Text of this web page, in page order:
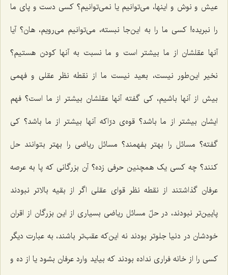
عیش و نوش و اینها، می‌توانیم یا نمی‌توانیم؟ کسی دست و پای ما
را نبریده! کسی ما را به این‌جا نبسته، می‌توانیم می‌رویم، هان؟ آیا
آنها عقلشان از ما بیشتر است و ما نسبت به آنها کودن هستیم؟
نخیر این‌طور نیست، بعید نیست ما از نقطه نظر عقلی و فهمی
بیش از آنها باشیم، کی گفته آنها عقلشان بیشتر از ما است؟ فهم
ایشان بیشتر از ما باشد؟ قوه‌ی درّاکه آنها بیشتر از ما باشد؟ کی
گفته؟ مسائل را بهتر بفهمند؟ مسائل ریاضی را بهتر بتوانند حل
کنند؟ چه کسی یک همچنین حرفی زده؟ آن بزرگانی که پا به عرصه
عرفان گذاشتند از نقطه نظر قوای عقلی اگر از بقیه بالاتر نبودند
پایین‌تر نبودند، در حلّ مسائل ریاضی بسیاری از این بزرگان از اقران
خودشان در دنیا جلوتر بودند نه این‌که عقب‌تر باشند، به عبارت دیگر
کسی را از خانه فراری نداده بودند که بیاید وارد عرفان بشود یا از ده و